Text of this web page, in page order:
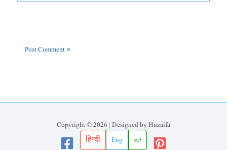
हिन्दी Eng اردو
Copyright © 2026 | Designed by Huzaifa